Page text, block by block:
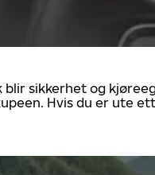
blir sikkerhet og
Hvis du er ute